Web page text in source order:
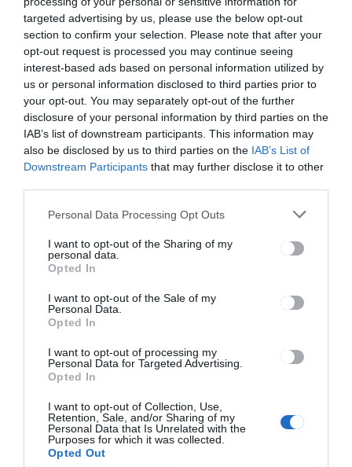
targeted advertising by us, please use the below opt-out
section to confirm your selection. Please note that after your
opt-out request is processed you may continue seeing
interest-based ads based on personal information utilized by
us or personal information disclosed to third parties prior to
your opt-out. You may separately opt-out of the further
disclosure of your personal information by third parties on the
IAB’s list of downstream participants. This information may
also be disclosed by us to third parties on the IAB’s List of
Downstream Participants that may further disclose it to other
Personal Data Processing Opt Outs
I want to opt-out of the Sharing of my
personal data.
Opted In
I want to opt-out of the Sale of my
Personal Data.
Opted In
I want to opt-out of processing my
Personal Data for Targeted Advertising.
Opted In
I want to opt-out of Collection, Use,
Retention, Sale, and/or Sharing of my
Personal Data that Is Unrelated with the
Purposes for which it was collected.
Opted Out
részesülnek
a szegény
családból
származó
diákok
Ez is érdekelheti
HÍRLISTA
Szeptember közepén
kezdődik az iskola
GYERGYÓSZÉK
Ezen a héten beindítják a
fűtésszolgáltatást
Gyergyószentmiklóson